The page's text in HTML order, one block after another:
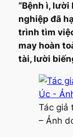
“Bệnh ì,
nghiệp đã
trình tìm
may hoàn
tài, lười
Tác giả
– Ảnh